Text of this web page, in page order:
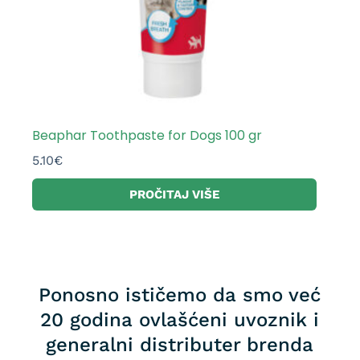
Beaphar Toothpaste for Dogs 100 gr
5.10€
PROČITAJ VIŠE
Ponosno ističemo da smo već
20 godina ovlašćeni uvoznik i
generalni distributer brenda